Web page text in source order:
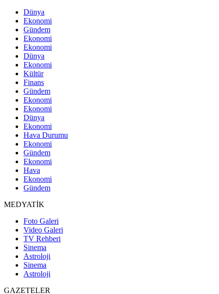
Dünya
Ekonomi
Gündem
Ekonomi
Ekonomi
Dünya
Ekonomi
Kültür
Finans
Gündem
Ekonomi
Ekonomi
Dünya
Ekonomi
Hava Durumu
Ekonomi
Gündem
Ekonomi
Hava
Ekonomi
Gündem
MEDYATİK
Foto Galeri
Video Galeri
TV Rehberi
Sinema
Astroloji
Sinema
Astroloji
GAZETELER